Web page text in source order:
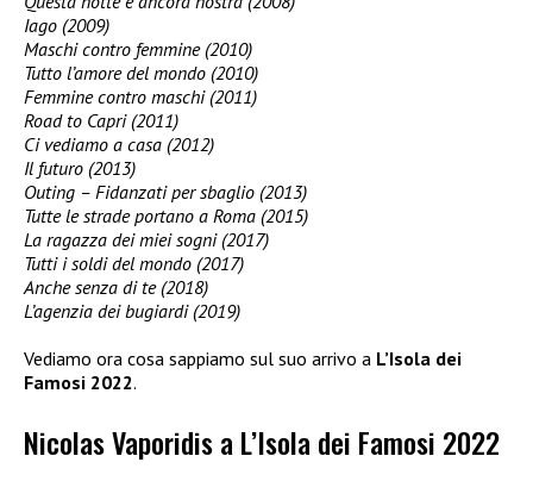
Iago (2009)
Maschi contro femmine (2010)
Tutto l’amore del mondo (2010)
Femmine contro maschi (2011)
Road to Capri (2011)
Ci vediamo a casa (2012)
Il futuro (2013)
Outing – Fidanzati per sbaglio (2013)
Tutte le strade portano a Roma (2015)
La ragazza dei miei sogni (2017)
Tutti i soldi del mondo (2017)
Anche senza di te (2018)
L’agenzia dei bugiardi (2019)
Vediamo ora cosa sappiamo sul suo arrivo a L’Isola dei
Famosi 2022.
Nicolas Vaporidis a L’Isola dei Famosi 2022